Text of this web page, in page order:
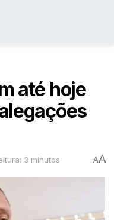
até hoje
3 minutos AA